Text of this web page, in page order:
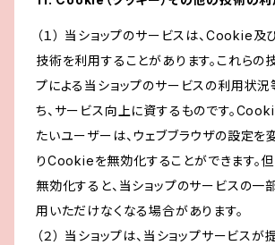
（１） 当ショップのサービスは、Cookie及
技術を利用することがあります。これらの
プによる当ショップのサービスの利用状
ち、サービス向上に資するものです。
たいユーザーは、ウェブブラウザの設定を
りCookieを無効化することができます。
無効化すると、当ショップのサービスの一
用いただけなくなる場合があります。
（２） 当ショップは、当ショップサービス